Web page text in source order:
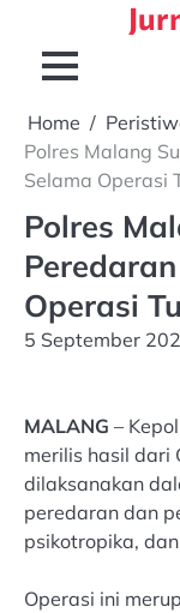
content
Home
Polres Malang
Selama Operasi
Polres
Operasi
5 September
MALANG –
merilis hasil dari
dilaksanakan
peredaran dan
psikotropika,
Operasi ini